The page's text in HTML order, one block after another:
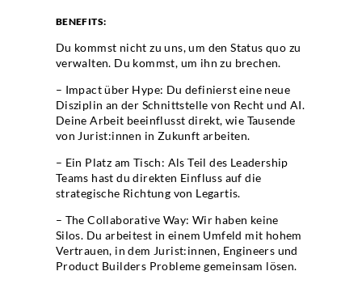
BENEFITS:
Du kommst nicht zu uns, um den Status quo zu
verwalten. Du kommst, um ihn zu brechen.
– Impact über Hype: Du definierst eine neue
Disziplin an der Schnittstelle von Recht und AI.
Deine Arbeit beeinflusst direkt, wie Tausende
von Jurist:innen in Zukunft arbeiten.
– Ein Platz am Tisch: Als Teil des Leadership
Teams hast du direkten Einfluss auf die
strategische Richtung von Legartis.
– The Collaborative Way: Wir haben keine
Silos. Du arbeitest in einem Umfeld mit hohem
Vertrauen, in dem Jurist:innen, Engineers und
Product Builders Probleme gemeinsam lösen.